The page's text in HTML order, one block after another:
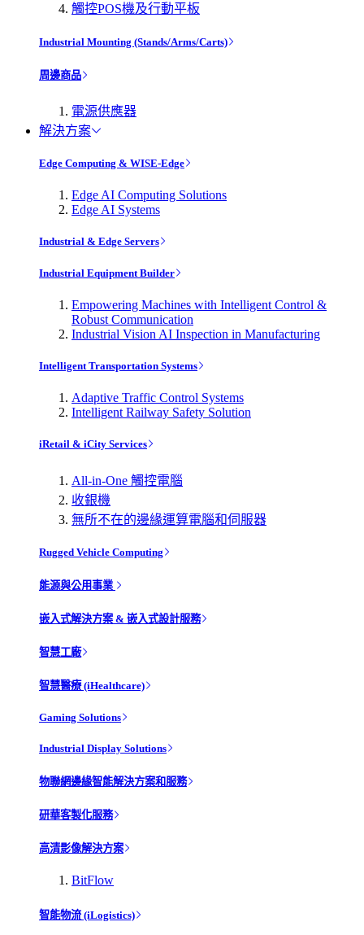
觸控POS機及行動平板
Industrial Mounting (Stands/Arms/Carts)
周邊商品
電源供應器
解決方案
Edge Computing & WISE-Edge
Edge AI Computing Solutions
Edge AI Systems
Industrial & Edge Servers
Industrial Equipment Builder
Empowering Machines with Intelligent Control &
Robust Communication
Industrial Vision AI Inspection in Manufacturing
Intelligent Transportation Systems
Adaptive Traffic Control Systems
Intelligent Railway Safety Solution
iRetail & iCity Services
All-in-One 觸控電腦
收銀機
無所不在的邊緣運算電腦和伺服器
Rugged Vehicle Computing
能源與公用事業
嵌入式解決方案 & 嵌入式設計服務
智慧工廠
智慧醫療 (iHealthcare)
Gaming Solutions
Industrial Display Solutions
物聯網邊緣智能解決方案和服務
研華客製化服務
高清影像解決方案
BitFlow
智能物流 (iLogistics)